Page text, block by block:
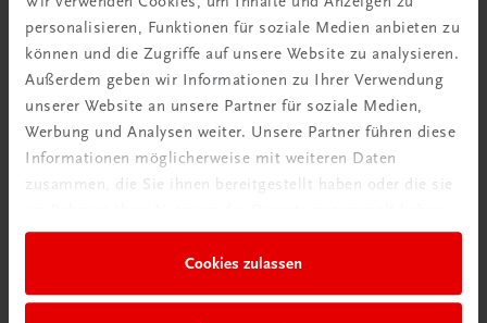
personalisieren, Funktionen für soziale Medien anbieten zu
können und die Zugriffe auf unsere Website zu analysieren.
Außerdem geben wir Informationen zu Ihrer Verwendung
unserer Website an unsere Partner für soziale Medien,
Werbung und Analysen weiter. Unsere Partner führen diese
Informationen möglicherweise mit weiteren Daten
zusammen, die Sie ihnen bereitgestellt haben oder die sie
Cookies zulassen
TRAUNER Akademie
Vier Frontoffice-Kurse – praxisorientiert und auf den Punkt
SPAREN SIE!